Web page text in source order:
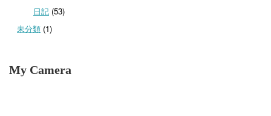
日記(53)
未分類 (1)
My Camera